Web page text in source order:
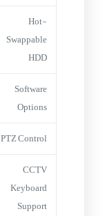
Hot-
Swappable
HDD
Software
Options
PTZ Control
CCTV
Keyboard
Support